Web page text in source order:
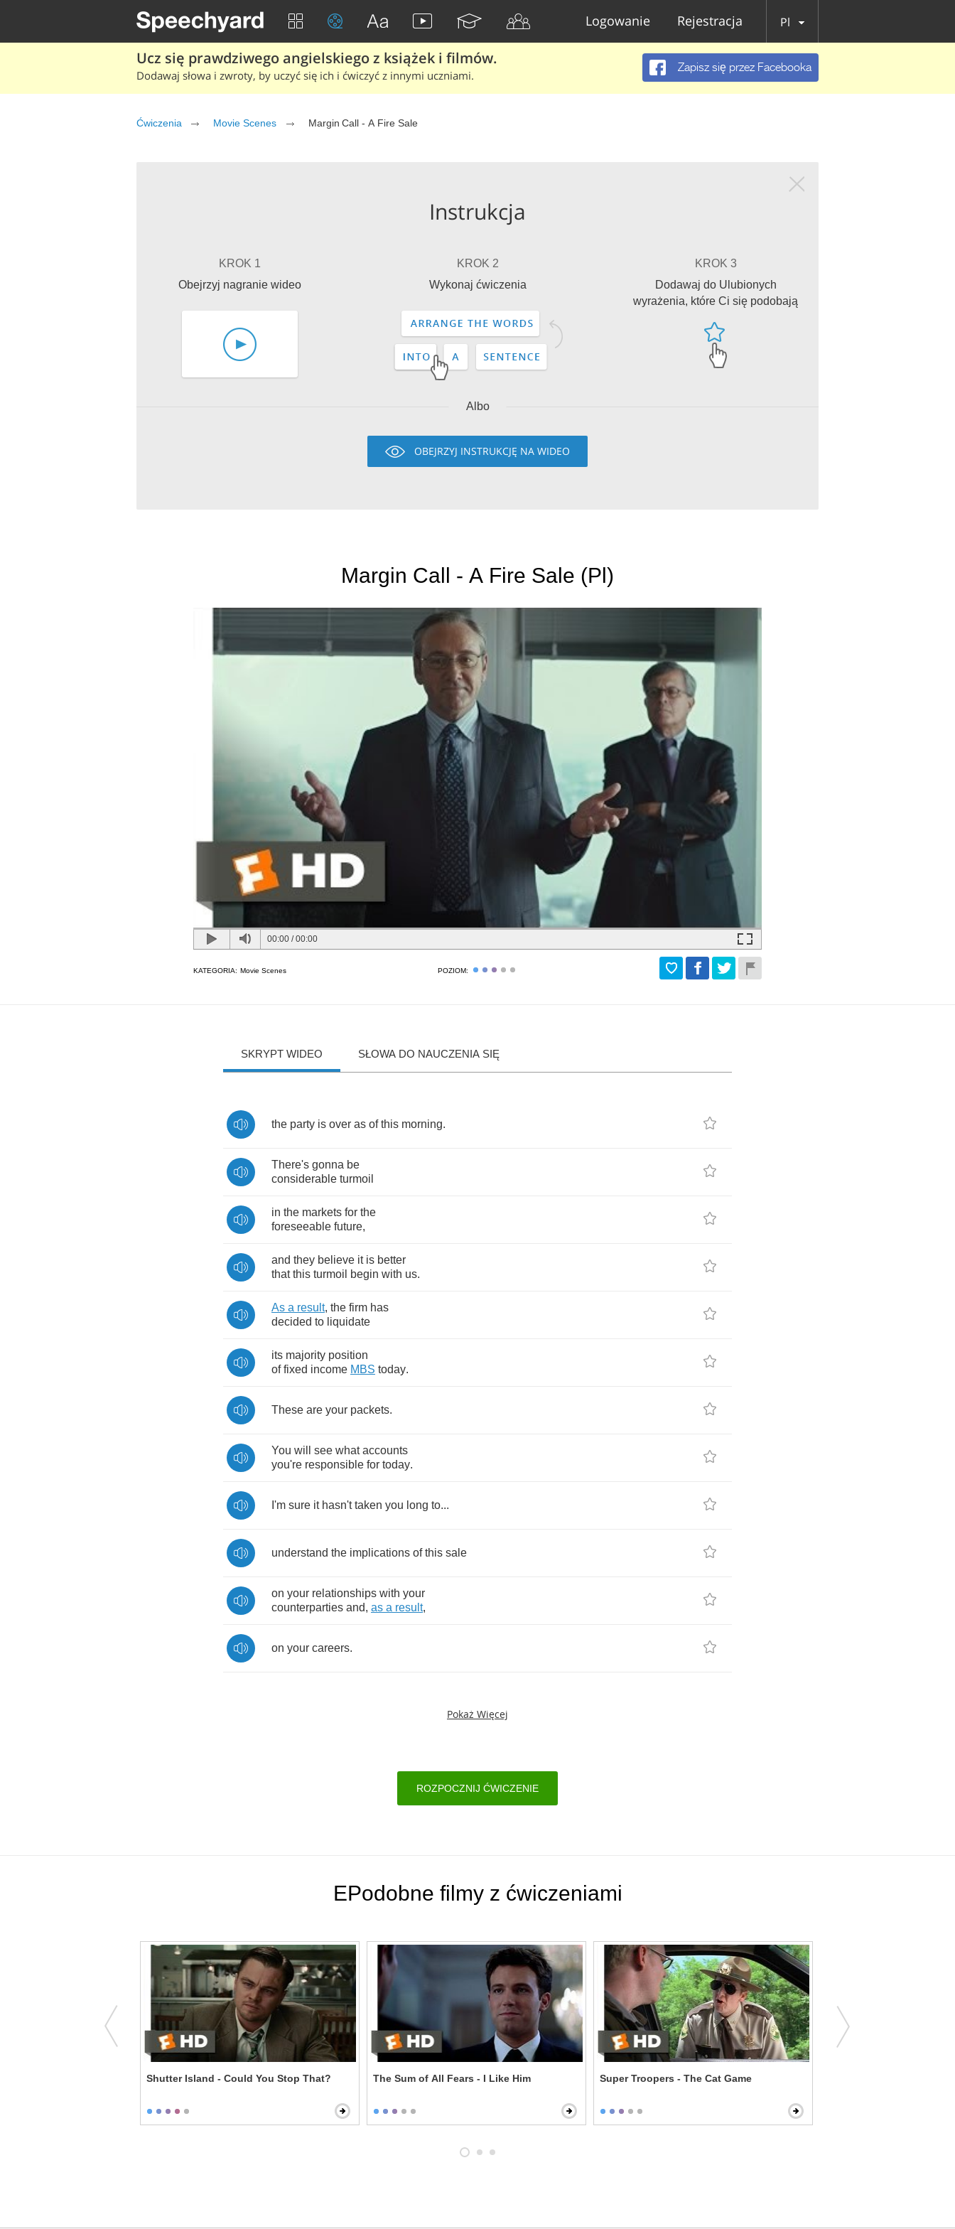
Logowanie Rejestracja Pl
Ucz się prawdziwego angielskiego z książek i filmów.
Dodawaj słowa i zwroty, by uczyć się ich i ćwiczyć z innymi uczniami.
Zapisz się przez Facebooka
Ćwiczenia Movie Scenes Margin Call - A Fire Sale
Instrukcja
KROK 1
Obejrzyj nagranie wideo
KROK 2
Wykonaj ćwiczenia
KROK 3
Dodawaj do Ulubionych
wyrażenia, które Ci się podobają
Albo
OBEJRZYJ INSTRUKCJĘ NA WIDEO
Margin Call - A Fire Sale (Pl)
00:00 /00:00
KATEGORIA: Movie Scenes POZIOM:
SKRYPT WIDEO SŁOWA DO NAUCZENIA SIĘ
the party is over as of this morning.
There's gonna be
considerable turmoil
in the markets for the
foreseeable future,
and they believe it is better
that this turmoil begin with us.
As a result, the firm has
decided to liquidate
its majority position
of fixed income MBS today.
These are your packets.
You will see what accounts
you're responsible for today.
I'm sure it hasn't taken you long to...
understand the implications of this sale
on your relationships with your
counterparties and, as a result,
on your careers.
Pokaż Więcej
ROZPOCZNIJ ĆWICZENIE
EPodobne filmy z ćwiczeniami
Shutter Island - Could You Stop That? The Sum of All Fears - I Like Him Super Troopers - The Cat Game